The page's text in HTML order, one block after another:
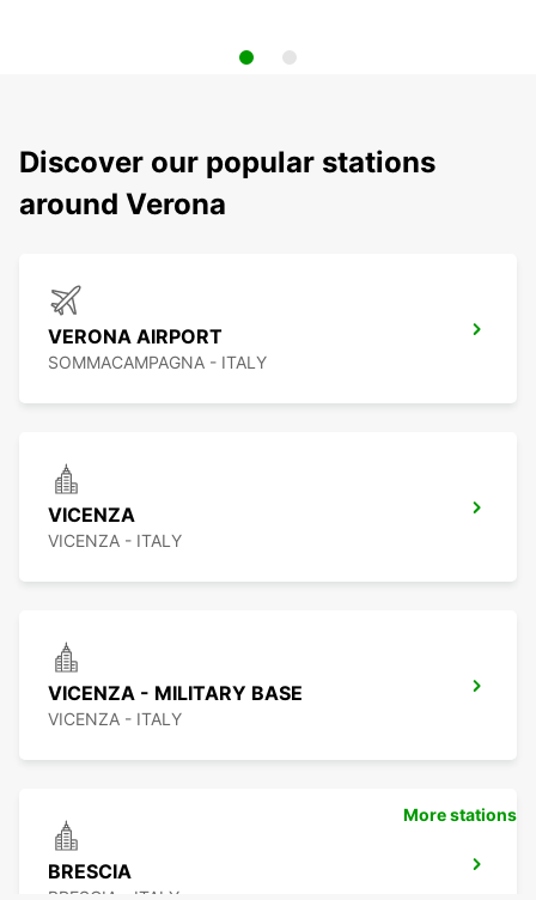
Discover our popular stations
around Verona
VERONA AIRPORT
SOMMACAMPAGNA - ITALY
VICENZA
VICENZA - ITALY
VICENZA - MILITARY BASE
VICENZA - ITALY
BRESCIA
More stations